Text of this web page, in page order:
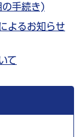
の手続き)
よるお知らせ
て